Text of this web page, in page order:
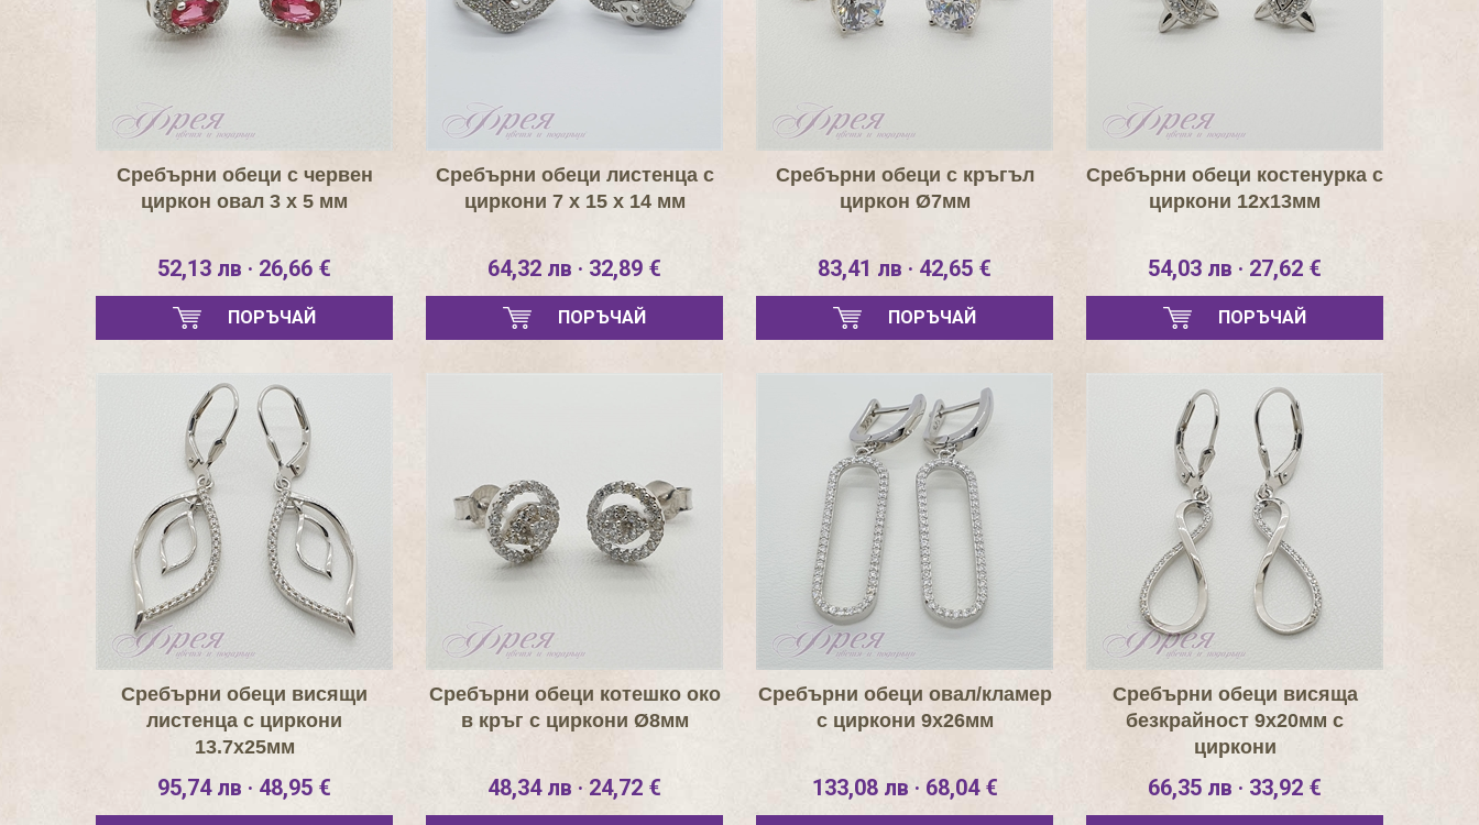
Сребърни обеци с червен
циркон овал 3 х 5 мм
52,13 лв · 26,66 €
ПОРЪЧАЙ
Сребърни обеци листенца с
циркони 7 х 15 х 14 мм
64,32 лв · 32,89 €
ПОРЪЧАЙ
Сребърни обеци с кръгъл
циркон Ø7мм
83,41 лв · 42,65 €
ПОРЪЧАЙ
Сребърни обеци костенурка с
циркони 12х13мм
54,03 лв · 27,62 €
ПОРЪЧАЙ
Сребърни обеци висящи
листенца с циркони
13.7х25мм
95,74 лв · 48,95 €
Сребърни обеци котешко око
в кръг с циркони Ø8мм
48,34 лв · 24,72 €
Сребърни обеци овал/кламер
с циркони 9х26мм
133,08 лв · 68,04 €
Сребърни обеци висяща
безкрайност 9х20мм с
циркони
66,35 лв · 33,92 €